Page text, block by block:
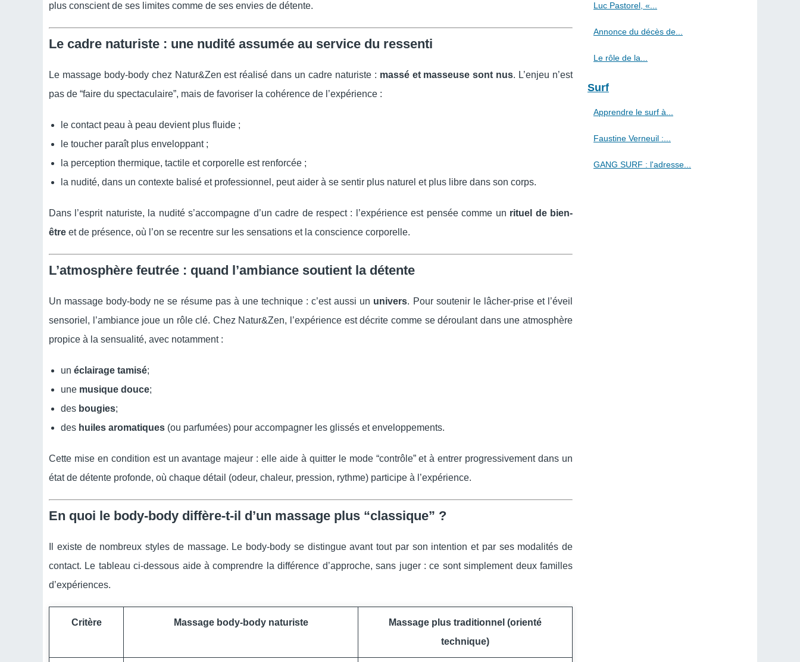
plus conscient de ses limites comme de ses envies de détente.
Le cadre naturiste : une nudité assumée au service du ressenti
Le massage body-body chez Natur&Zen est réalisé dans un cadre naturiste : massé et masseuse sont nus. L’enjeu n’est
pas de “faire du spectaculaire”, mais de favoriser la cohérence de l’expérience :
le contact peau à peau devient plus fluide ;
le toucher paraît plus enveloppant ;
la perception thermique, tactile et corporelle est renforcée ;
la nudité, dans un contexte balisé et professionnel, peut aider à se sentir plus naturel et plus libre dans son corps.
Dans l’esprit naturiste, la nudité s’accompagne d’un cadre de respect : l’expérience est pensée comme un rituel de bien-
être et de présence, où l’on se recentre sur les sensations et la conscience corporelle.
L’atmosphère feutrée : quand l’ambiance soutient la détente
Un massage body-body ne se résume pas à une technique : c’est aussi un univers. Pour soutenir le lâcher-prise et l’éveil
sensoriel, l’ambiance joue un rôle clé. Chez Natur&Zen, l’expérience est décrite comme se déroulant dans une atmosphère
propice à la sensualité, avec notamment :
un éclairage tamisé;
une musique douce;
des bougies;
des huiles aromatiques (ou parfumées) pour accompagner les glissés et enveloppements.
Cette mise en condition est un avantage majeur : elle aide à quitter le mode “contrôle” et à entrer progressivement dans un
état de détente profonde, où chaque détail (odeur, chaleur, pression, rythme) participe à l’expérience.
En quoi le body-body diffère-t-il d’un massage plus “classique” ?
Il existe de nombreux styles de massage. Le body-body se distingue avant tout par son intention et par ses modalités de
contact. Le tableau ci-dessous aide à comprendre la différence d’approche, sans juger : ce sont simplement deux familles
d’expériences.
Critère Massage body-body naturiste
Massage plus traditionnel (orienté
technique)
Luc Pastorel, «...
Annonce du décès de...
Le rôle de la...
Surf
Apprendre le surf à...
Faustine Verneuil :...
GANG SURF : l'adresse...